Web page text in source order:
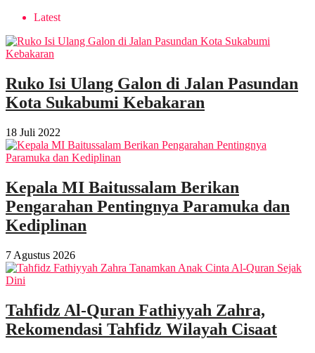
Latest
Ruko Isi Ulang Galon di Jalan Pasundan
Kota Sukabumi Kebakaran
18 Juli 2022
Kepala MI Baitussalam Berikan
Pengarahan Pentingnya Paramuka dan
Kediplinan
7 Agustus 2026
Tahfidz Al-Quran Fathiyyah Zahra,
Rekomendasi Tahfidz Wilayah Cisaat